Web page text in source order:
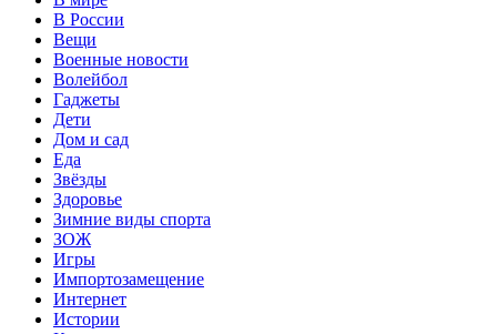
В России
Вещи
Военные новости
Волейбол
Гаджеты
Дети
Дом и сад
Еда
Звёзды
Здоровье
Зимние виды спорта
ЗОЖ
Игры
Импортозамещение
Интернет
Истории